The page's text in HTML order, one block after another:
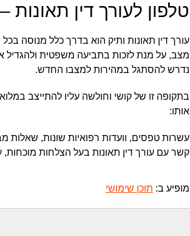
טלפון לעורך דין
עורך דין תאונות ותיק הוא בדרך כלל מנוסה בכל
מצב, על מנת לזכות בתביעה משפטית ולהגדיל
נדרש להסתגל במהירות למצבו החדש.
בתקופה זו של קושי וחולשה עליו להתייצב
אותו:
עשרות טפסים, וועדות רפואיות שונות, שאלות
קשר עם עורך דין תאונות בעל הצלחות
מופיע ב: תוכן שימושי